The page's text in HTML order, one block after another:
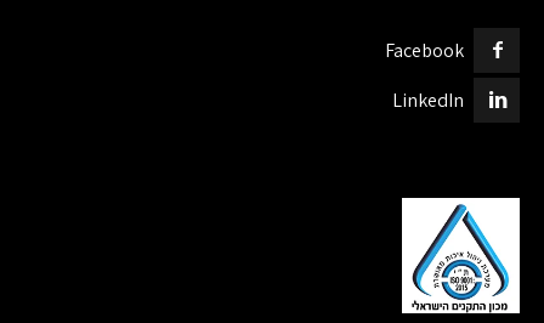
Facebook
LinkedIn